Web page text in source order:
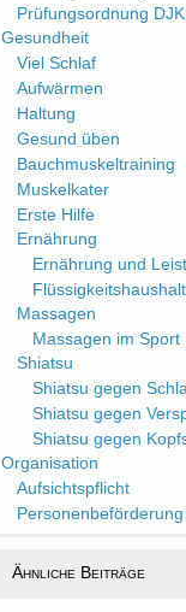
Prüfungsordnung
Gesundheit
Viel Schlaf
Aufwärmen
Haltung
Gesund üben
Bauchmuskeltraining
Muskelkater
Erste Hilfe
Ernährung
Ernährung und
Flüssigkeitshaushalt
Massagen
Massagen im Sport
Shiatsu
Shiatsu gegen
Shiatsu gegen
Shiatsu gegen
Organisation
Aufsichtspflicht
Personenbeförderung
Ähnliche Beiträge